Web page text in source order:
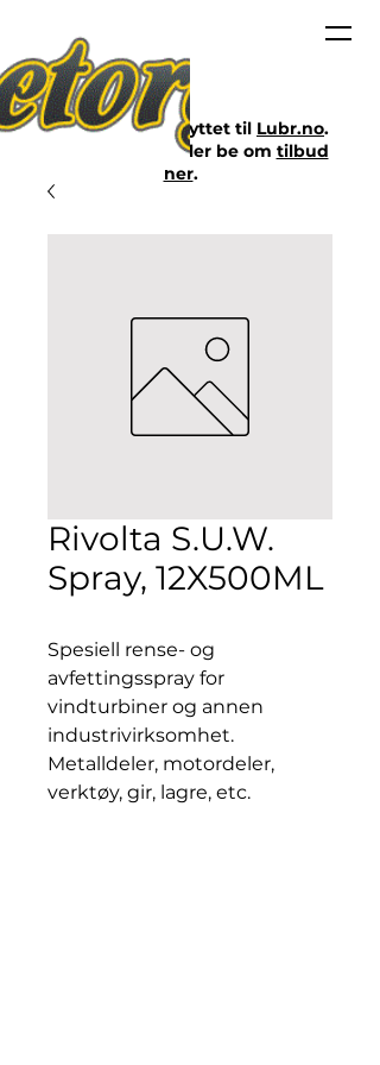
Rivolta S.U.W.
Spray, 12X500ML
Spesiell rense- og
avfettingsspray for
vindturbiner og annen
industrivirksomhet.
Metalldeler, motordeler,
verktøy, gir, lagre, etc.
Nettbutikken er flyttet til Lubr.no.
Klikk på lenken eller be om tilbud
her.